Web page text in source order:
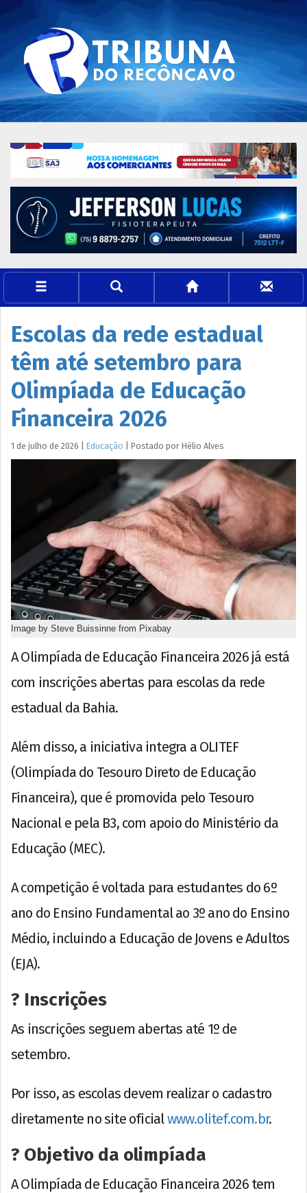
Escolas da rede estadual
têm até setembro para
Olimpíada de Educação
Financeira 2026
1 de julho de 2026 Educação Postado por Hélio Alves
Image by Steve Buissinne from Pixabay
A Olimpíada de Educação Financeira 2026 já está
com inscrições abertas para escolas da rede
estadual da Bahia.
Além disso, a iniciativa integra a OLITEF
(Olimpíada do Tesouro Direto de Educação
Financeira), que é promovida pelo Tesouro
Nacional e pela B3, com apoio do Ministério da
Educação (MEC).
A competição é voltada para estudantes do 6º
ano do Ensino Fundamental ao 3º ano do Ensino
Médio, incluindo a Educação de Jovens e Adultos
(EJA).
? Inscrições
As inscrições seguem abertas até 1º de
setembro.
Por isso, as escolas devem realizar o cadastro
diretamente no site oficialwww.olitef.com.br.
? Objetivo da olimpíada
A Olimpíada de Educação Financeira 2026 tem